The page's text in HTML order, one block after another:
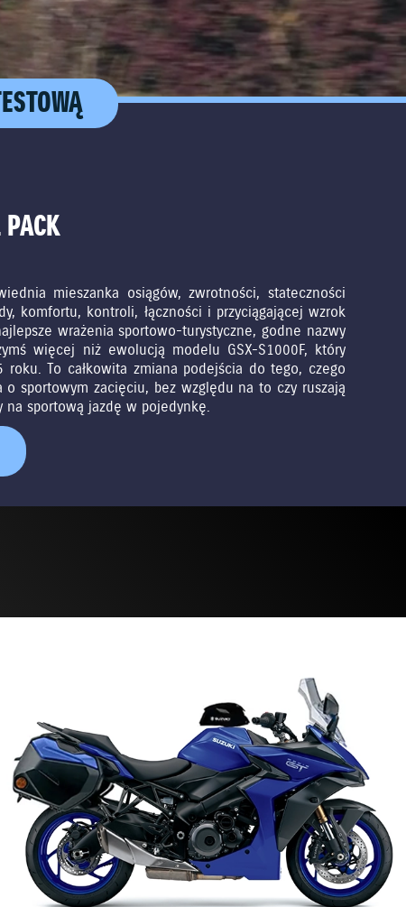
mieszanka osiągów, zwrotności, stateczności
komfortu, kontroli, łączności i przyciągającej wzrok
wrażenia sportowo-turystyczne, godne nazwy
więcej niż ewolucją modelu GSX-S1000F, który
To całkowita zmiana podejścia do tego, czego
o sportowym zacięciu, bez względu na to czy ruszają
na sportową jazdę w pojedynkę.